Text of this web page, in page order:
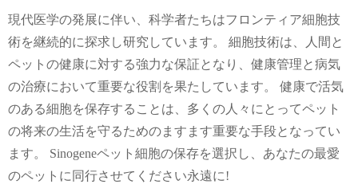
現代医学の発展に伴い、科学者たちはフロンティア細胞技
術を継続的に探求し研究しています。 細胞技術は、人間と
ペットの健康に対する強力な保証となり、健康管理と病気
の治療において重要な役割を果たしています。 健康で活気
のある細胞を保存することは、多くの人々にとってペット
の将来の生活を守るためのますます重要な手段となってい
ます。 Sinogeneペット細胞の保存を選択し、あなたの最愛
のペットに同行させてください永遠に!